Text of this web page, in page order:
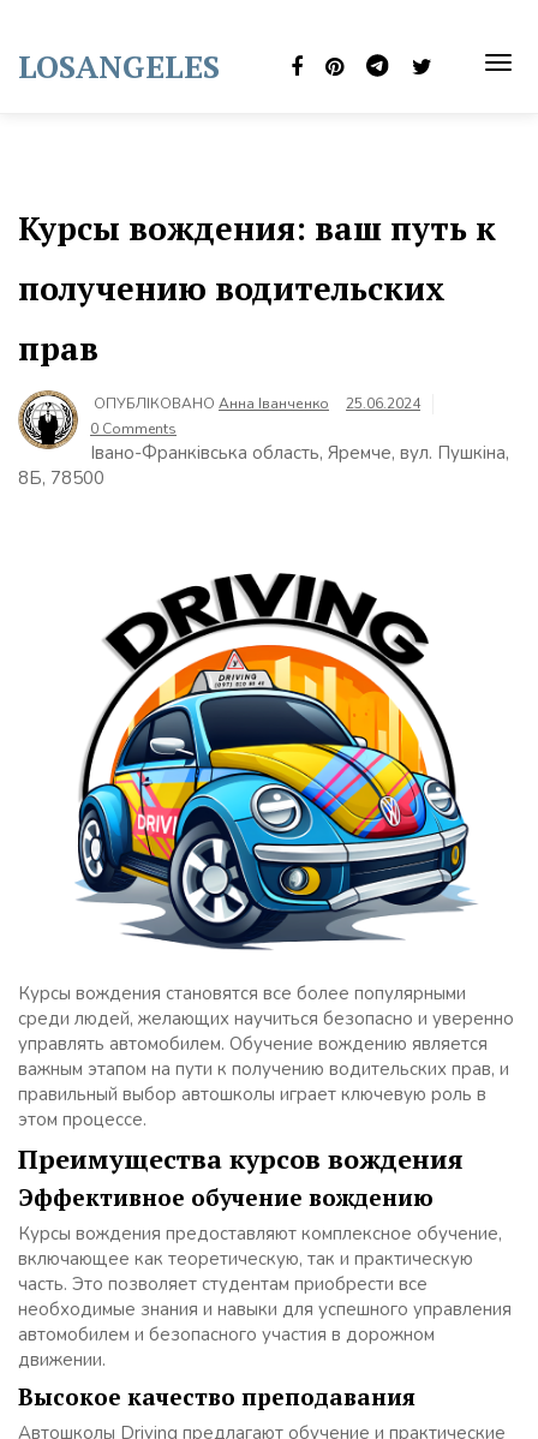
content
LOSANGELES
Курсы вождения: ваш путь к
получению водительских
прав
ОПУБЛІКОВАНО Анна Іванченко
25.06.2024
0 Comments
Івано-Франківська область, Яремче, вул. Пушкіна,
8Б, 78500
Курсы вождения становятся все более популярными
среди людей, желающих научиться безопасно и уверенно
управлять автомобилем. Обучение вождению является
важным этапом на пути к получению водительских прав, и
правильный выбор автошколы играет ключевую роль в
этом процессе.
Преимущества курсов вождения
Эффективное обучение вождению
Курсы вождения предоставляют комплексное обучение,
включающее как теоретическую, так и практическую
часть. Это позволяет студентам приобрести все
необходимые знания и навыки для успешного управления
автомобилем и безопасного участия в дорожном
движении.
Высокое качество преподавания
Автошколы Driving предлагают обучение и практические